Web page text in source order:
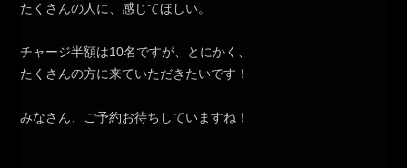
たくさんの人に、感じてほしい。
チャージ半額は10名ですが、とにかく、
たくさんの方に来ていただきたいです！
みなさん、ご予約お待ちしていますね！